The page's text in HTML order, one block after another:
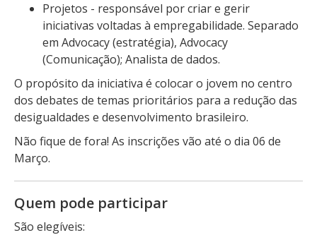
Projetos - responsável por criar e gerir
iniciativas voltadas à empregabilidade. Separado
em Advocacy (estratégia), Advocacy
(Comunicação); Analista de dados.
O propósito da iniciativa é colocar o jovem no centro
dos debates de temas prioritários para a redução das
desigualdades e desenvolvimento brasileiro.
Não fique de fora! As inscrições vão até o dia 06 de
Março.
Quem pode participar
São elegíveis: